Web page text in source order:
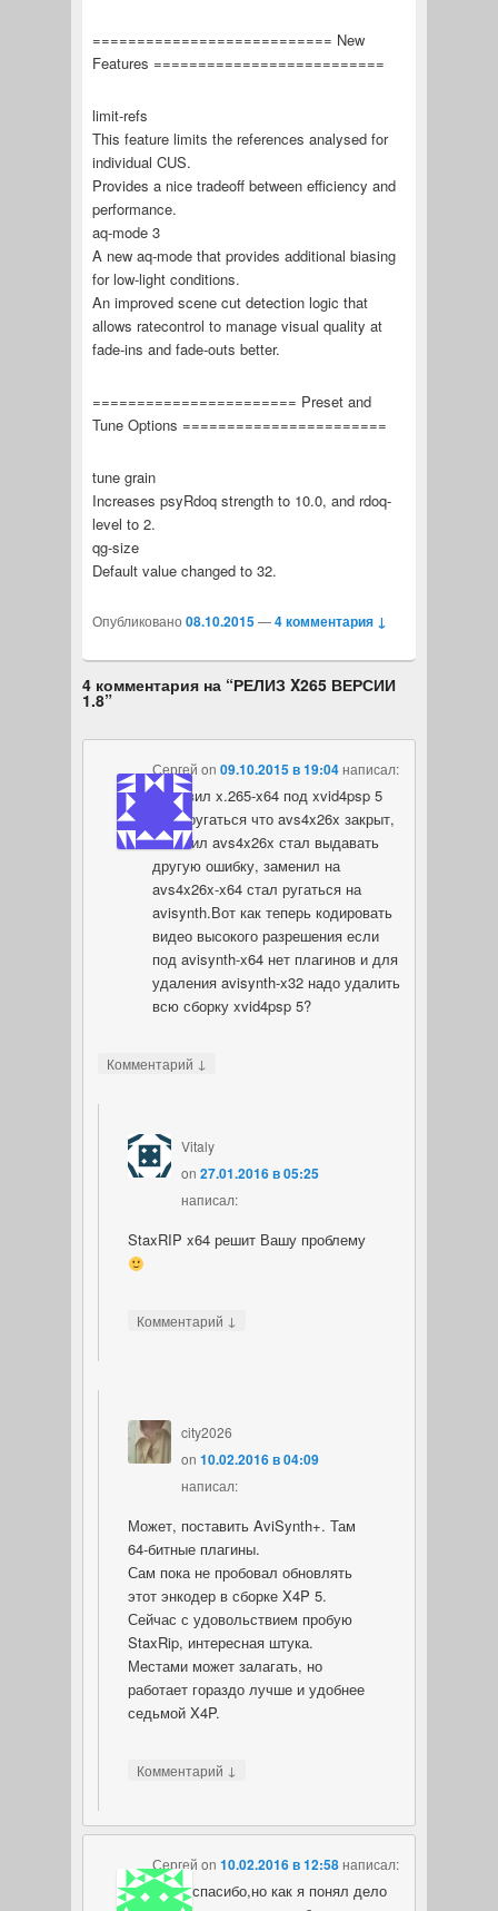
=========================== New
Features ==========================
limit-refs
This feature limits the references analysed for
individual CUS.
Provides a nice tradeoff between efficiency and
performance.
aq-mode 3
A new aq-mode that provides additional biasing
for low-light conditions.
An improved scene cut detection logic that
allows ratecontrol to manage visual quality at
fade-ins and fade-outs better.
======================= Preset and
Tune Options =======================
tune grain
Increases psyRdoq strength to 10.0, and rdoq-
level to 2.
qg-size
Default value changed to 32.
Опубликовано 08.10.2015—4 комментария ↓
4 комментария на “РЕЛИЗ X265 ВЕРСИИ
1.8”
Сергей on 09.10.2015 в 19:04написал:
Обновил x.265-x64 под xvid4psp 5
стал ругаться что avs4x26x закрыт,
обновил avs4x26x стал выдавать
другую ошибку, заменил на
avs4x26x-x64 стал ругаться на
avisynth.Вот как теперь кодировать
видео высокого разрешения если
под avisynth-x64 нет плагинов и для
удаления avisynth-x32 надо удалить
всю сборку xvid4psp 5?
Комментарий ↓
Vitaly
on 27.01.2016 в 05:25
написал:
StaxRIP x64 решит Вашу проблему
Комментарий ↓
city2026
on 10.02.2016 в 04:09
написал:
Может, поставить AviSynth+. Там
64-битные плагины.
Сам пока не пробовал обновлять
этот энкодер в сборке X4P 5.
Сейчас с удовольствием пробую
StaxRip, интересная штука.
Местами может залагать, но
работает гораздо лучше и удобнее
седьмой X4P.
Комментарий ↓
Сергей on 10.02.2016 в 12:58написал:
Всем спасибо,но как я понял дело